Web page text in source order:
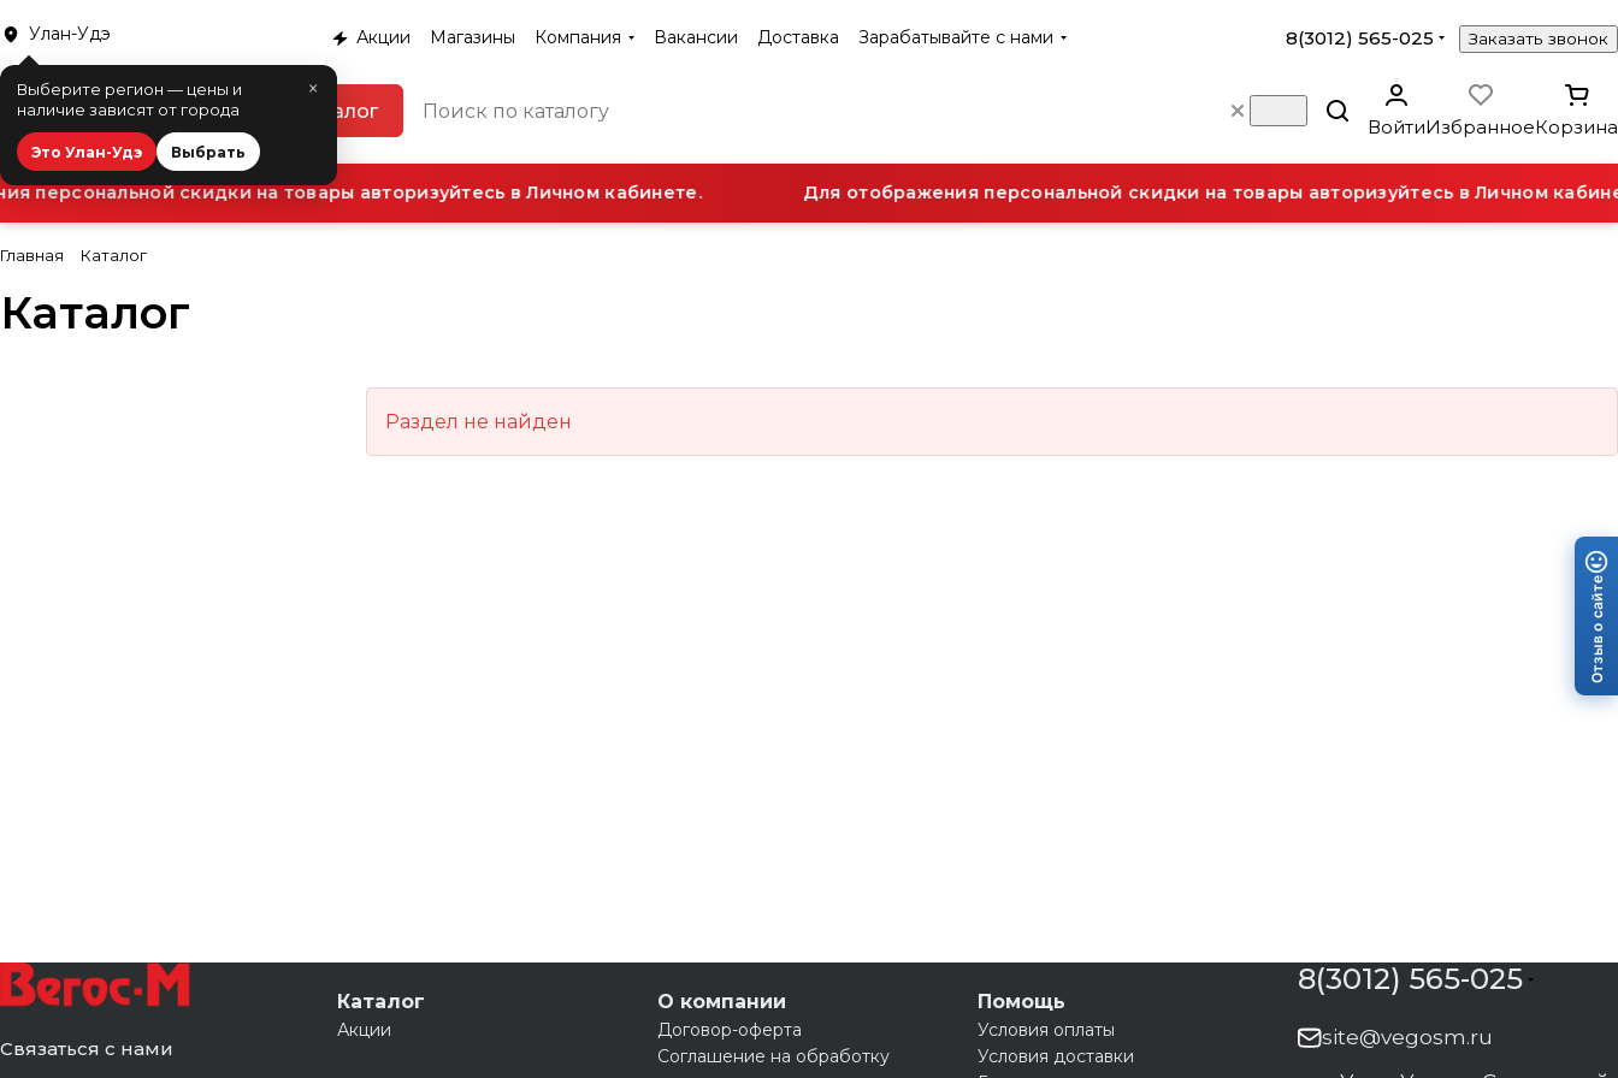
Улан-Удэ
×
Выберите регион — цены и
наличие зависят от города
Это Улан-Удэ Выбрать
Акции Магазины Компания Вакансии Доставка Зарабатывайте с нами 8(3012) 565-025 Заказать звонок
Каталог
ВойтиИзбранноеКорзина
персональной скидки на товары авторизуйтесь в Личном кабинете. Для отображения персональной скидки на товары авторизуйтесь в Личном
Главная Каталог
Каталог
Раздел не найден
Связаться с нами
Каталог
Акции
О компании
Договор-оферта
Соглашение на обработку
Помощь
Условия оплаты
Условия доставки
8(3012) 565-025
site@vegosm.ru
Отзыв о сайте